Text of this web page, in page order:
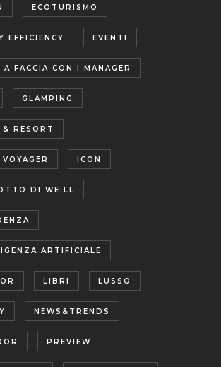
ECOTURISMO
EFFICIENCY EVENTI
A FACCIA CON I MANAGER
GLAMPING
RESORT
ICON
DI WE:LL
ARTIFICIALE
LIBRI LUSSO
NEWS&TRENDS
PREVIEW